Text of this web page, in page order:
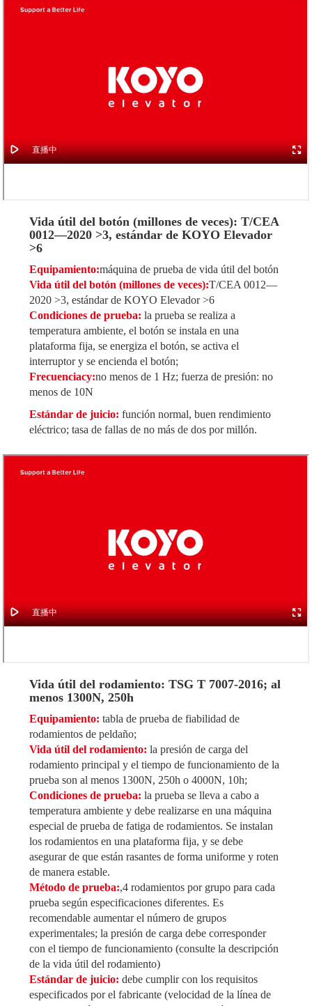
Vida útil del botón (millones de veces): T/CEA
0012—2020 >3, estándar de KOYO Elevador
>6
Equipamiento:máquina de prueba de vida útil del botón
Vida útil del botón (millones de veces):T/CEA 0012—
2020 >3, estándar de KOYO Elevador >6
Condiciones de prueba:la prueba se realiza a
temperatura ambiente, el botón se instala en una
plataforma fija, se energiza el botón, se activa el
interruptor y se encienda el botón;
Frecuenciacy:no menos de 1 Hz; fuerza de presión: no
menos de 10N
Estándar de juicio: función normal, buen rendimiento
eléctrico; tasa de fallas de no más de dos por millón.
Vida útil del rodamiento: TSG T 7007-2016; al
menos 1300N, 250h
Equipamiento: tabla de prueba de fiabilidad de
rodamientos de peldaño;
Vida útil del rodamiento:la presión de carga del
rodamiento principal y el tiempo de funcionamiento de la
prueba son al menos 1300N, 250h o 4000N, 10h;
Condiciones de prueba:la prueba se lleva a cabo a
temperatura ambiente y debe realizarse en una máquina
especial de prueba de fatiga de rodamientos. Se instalan
los rodamientos en una plataforma fija, y se debe
asegurar de que están rasantes de forma uniforme y roten
de manera estable.
Método de prueba:,4 rodamientos por grupo para cada
prueba según especificaciones diferentes. Es
recomendable aumentar el número de grupos
experimentales; la presión de carga debe corresponder
con el tiempo de funcionamiento (consulte la descripción
de la vida útil del rodamiento)
Estándar de juicio: debe cumplir con los requisitos
especificados por el fabricante (velocidad de la línea de